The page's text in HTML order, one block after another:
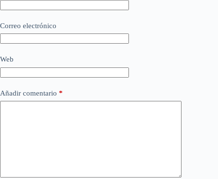
Correo electrónico
Web
Añadir comentario *